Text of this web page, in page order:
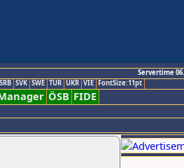
Servertime
SRB SVK SWE TUR UKR VIE FontSize:11pt
ÖSB FIDE